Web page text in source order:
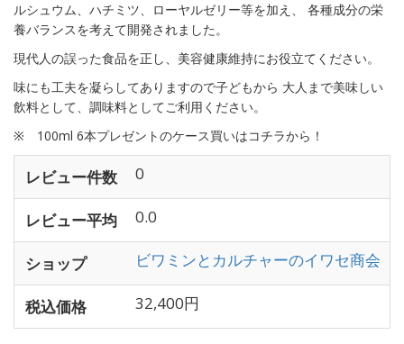
ルシュウム、ハチミツ、ローヤルゼリー等を加え、 各種成分の栄
養バランスを考えて開発されました。
現代人の誤った食品を正し、美容健康維持にお役立てください。
味にも工夫を凝らしてありますので子どもから 大人まで美味しい
飲料として、調味料としてご利用ください。
※ 100ml 6本プレゼントのケース買いはコチラから！
レビュー件数 0
レビュー平均 0.0
ショップ ビワミンとカルチャーのイワセ商会
税込価格 32,400円